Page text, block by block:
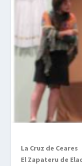
La Cruz de Ceares
El Zapateru de